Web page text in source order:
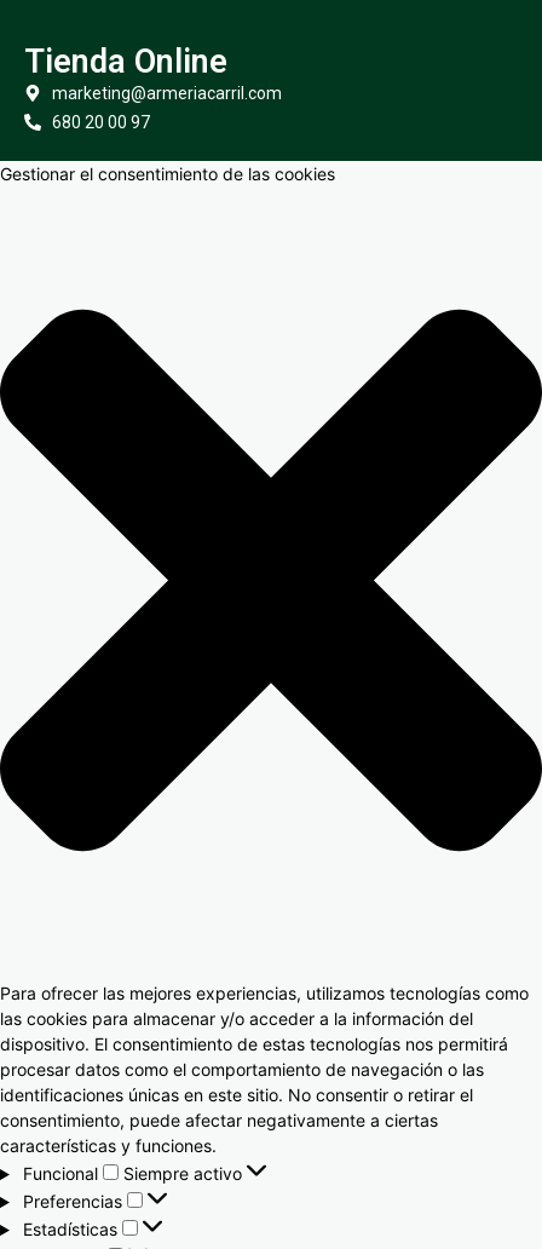
Tienda Online
marketing@armeriacarril.com
680 20 00 97
Gestionar el consentimiento de las cookies
Para ofrecer las mejores experiencias, utilizamos tecnologías como
las cookies para almacenar y/o acceder a la información del
dispositivo. El consentimiento de estas tecnologías nos permitirá
procesar datos como el comportamiento de navegación o las
identificaciones únicas en este sitio. No consentir o retirar el
consentimiento, puede afectar negativamente a ciertas
características y funciones.
Funcional
Siempre activo
Preferencias
Estadísticas